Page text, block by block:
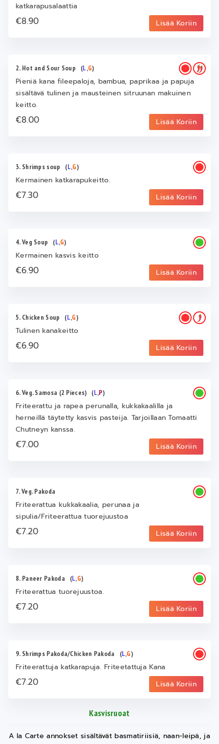
katkarapusalaattia
€8.90 Lisää Koriin
2. Hot and Sour Soup (L,G)
Pieniä kana fileepaloja, bambua, paprikaa ja papuja
sisältävä tulinen ja mausteinen sitruunan makuinen
keitto.
€8.00 Lisää Koriin
3. Shrimps soup (L,G)
Kermainen katkarapukeitto.
€7.30 Lisää Koriin
4. Veg Soup (L,G)
Kermainen kasvis keitto
€6.90 Lisää Koriin
5. Chicken Soup (L,G)
Tulinen kanakeitto
€6.90 Lisää Koriin
6. Veg. Samosa (2 Pieces) (L,P)
Friteerattu ja rapea perunalla, kukkakaalilla ja
herneillä täytetty kasvis pasteija. Tarjoillaan Tomaatti
Chutneyn kanssa.
€7.00 Lisää Koriin
7. Veg. Pakoda
Friteerattua kukkakaalia, perunaa ja
sipulia/Friteerattua tuorejuustoa
€7.20 Lisää Koriin
8. Paneer Pakoda (L,G)
Friteerattua tuorejuustoa.
€7.20 Lisää Koriin
9. Shrimps Pakoda/Chicken Pakoda (L,G)
Friteerattuja katkarapuja. Friteetattuja Kana
€7.20 Lisää Koriin
Kasvisruoat
A la Carte annokset sisältävät basmatiriisiä, naan-leipä, ja